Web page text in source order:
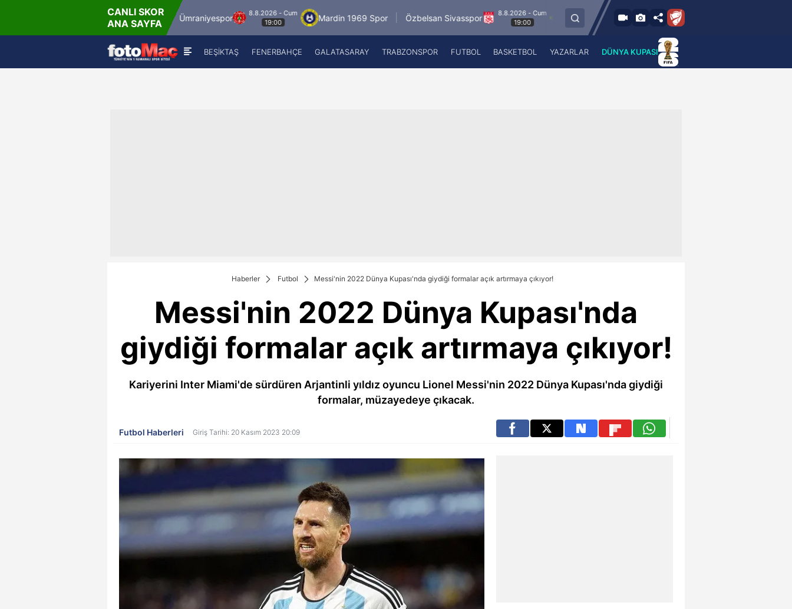
CANLI SKOR
ANA SAYFA
İstanbulspor Ümraniyespor
8.8.2026 - Cum
19:00
Mardin 1969 Spor Özbelsan Sivasspor
8.8.2026 - Cum
19:00
Esenler Erokspor Hesap.com Antalyaspor
A Haber Radyo
BEŞİKTAŞ FENERBAHÇE GALATASARAY TRABZONSPOR FUTBOL BASKETBOL YAZARLAR DÜNYA KUPASI
Haberler Futbol Messi'nin 2022 Dünya Kupası'nda giydiği formalar açık artırmaya çıkıyor!
Messi'nin 2022 Dünya Kupası'nda
giydiği formalar açık artırmaya çıkıyor!
Kariyerini Inter Miami'de sürdüren Arjantinli yıldız oyuncu Lionel Messi'nin 2022 Dünya Kupası'nda giydiği
formalar, müzayedeye çıkacak.
Futbol Haberleri Giriş Tarihi: 20 Kasım 2023 20:09